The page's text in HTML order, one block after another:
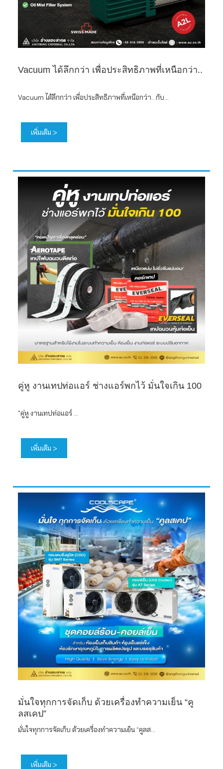
Vacuum ได้ลึกกว่า เพื่อประสิทธิภาพที่เหนือกว่า..
Vacuum ได้ลึกกว่า เพื่อประสิทธิภาพที่เหนือกว่า.. กับ...
เพิ่มเติม >
คู่หู งานเทปท่อแอร์ ช่างแอร์พกไว้ มั่นใจเกิน 100
*คู่หู งานเทปท่อแอร์ ...
เพิ่มเติม >
มั่นใจทุกการจัดเก็บ ด้วยเครื่องทำความเย็น “คู
ลสเคป”
มั่นใจทุกการจัดเก็บ ด้วยเครื่องทำความเย็น “คูลส...
เพิ่มเติม >